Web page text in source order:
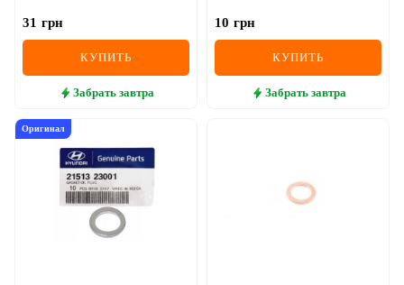
HAVAL
INFINITI
IVECO
31 грн
КУПИТЬ
Забрать завтра
10 грн
КУПИТЬ
Забрать завтра
Оригинал